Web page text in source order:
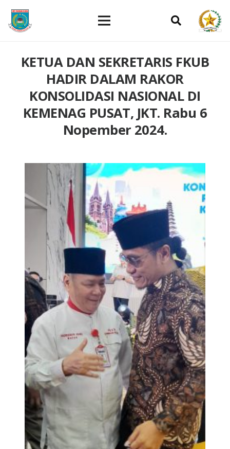
KETUA DAN SEKRETARIS FKUB
HADIR DALAM RAKOR
KONSOLIDASI NASIONAL DI
KEMENAG PUSAT, JKT. Rabu 6
Nopember 2024.